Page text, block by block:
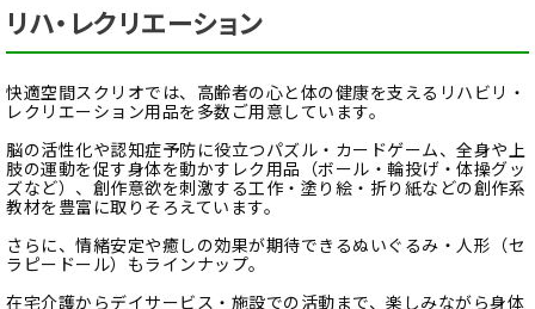
リハ・レクリエーション
快適空間スクリオでは、高齢者の心と体の健康を支えるリハビリ・
レクリエーション用品を多数ご用意しています。
脳の活性化や認知症予防に役立つパズル・カードゲーム、全身や上
肢の運動を促す身体を動かすレク用品（ボール・輪投げ・体操グッ
ズなど）、創作意欲を刺激する工作・塗り絵・折り紙などの創作系
教材を豊富に取りそろえています。
さらに、情緒安定や癒しの効果が期待できるぬいぐるみ・人形（セ
ラピードール）もラインナップ。
在宅介護からデイサービス・施設での活動まで、楽しみながら身体